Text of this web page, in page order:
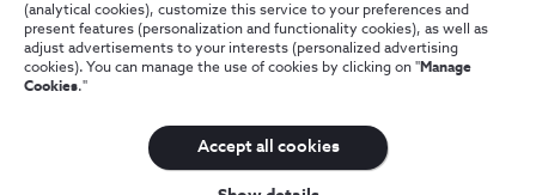
(analytical cookies), customize this service to your preferences and
present features (personalization and functionality cookies), as well as
adjust advertisements to your interests (personalized advertising
cookies). You can manage the use of cookies by clicking on "Manage
Cookies."
Accept all cookies
Fale connosco
Provedoria Cliente